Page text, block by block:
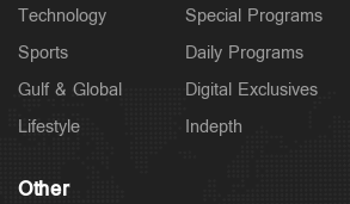
Technology
Sports
Gulf & Global
Lifestyle
Special Programs
Daily Programs
Digital Exclusives
Indepth
Other